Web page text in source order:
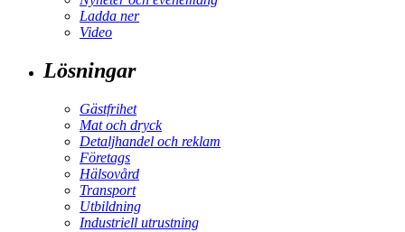
Ladda ner
Video
Lösningar
Gästfrihet
Mat och dryck
Detaljhandel och reklam
Företags
Hälsovård
Transport
Utbildning
Industriell utrustning